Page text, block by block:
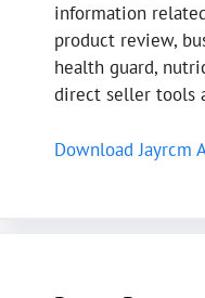
information
product review,
health guard,
direct seller tools
Download Jayrcm